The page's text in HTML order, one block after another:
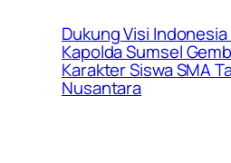
Dukung Visi Indonesia
Kapolda Sumsel
Karakter Siswa SMA
Nusantara